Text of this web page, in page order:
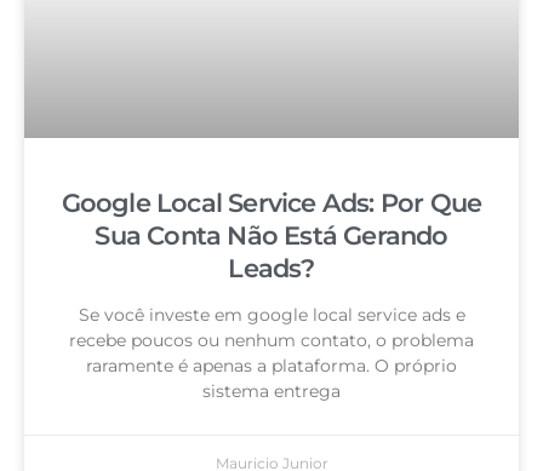
Google Local Service Ads: Por Que
Sua Conta Não Está Gerando
Leads?
Se você investe em google local service ads e
recebe poucos ou nenhum contato, o problema
raramente é apenas a plataforma. O próprio
sistema entrega
Mauricio Junior